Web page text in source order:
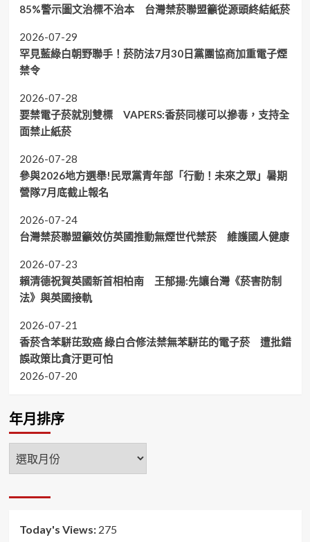
85%警示圖文治標不治本 台灣禁菸聯盟籲從源頭終結紙菸
2026-07-29
罕見藍綠白朝野聯手！菸防法7月30日黨團協商加重電子煙
禁令
2026-07-28
要禁電子菸就別雙標 VAPERS:香菸同樣可以摻毒，支持全
面禁止紙菸
2026-07-28
參與2026地方選舉!民眾黨青年部「行動！未來之眾」暑期
營隊7月底截止報名
2026-07-24
台灣禁菸聯盟籲效仿英國推動無煙世代禁菸 維護國人健康
2026-07-23
賴清德祝賀英國新首相柏南 王郁揚:先讓台灣《菸害防制
法》與英國接軌
2026-07-21
香菸含苯駢芘致癌 綠白合修法禁無苯駢芘的電子菸 遭批錯
誤政策比貪汙更可怕
2026-07-20
年月排序
年
月
序
Today's Views: 275